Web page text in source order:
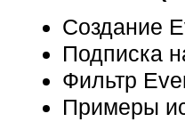
Создание
Подписка
Фильтр
Примеры